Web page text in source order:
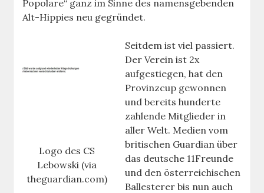
Popolare“ ganz im Sinne des namensgebenden
Alt-Hippies neu gegründet.
Logo des CS
Lebowski (via
theguardian.com)
Seitdem ist viel passiert.
Der Verein ist 2x
aufgestiegen, hat den
Provinzcup gewonnen
und bereits hunderte
zahlende Mitglieder in
aller Welt. Medien vom
britischen Guardian über
das deutsche 11Freunde
und den österreichischen
Ballesterer bis nun auch